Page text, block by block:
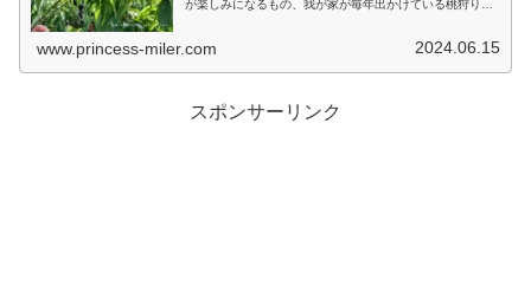
が楽しみになるもの、我が家が毎年出かけている桃狩り農
www.princess-miler.com 2024.06.15
スポンサーリンク